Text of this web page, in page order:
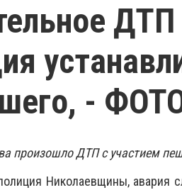
ДТП
-
произошло ДТП с участием
Николаевщины, авария